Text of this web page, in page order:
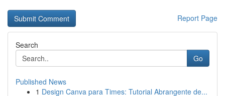
Report Page
Search
Go
Published News
1 Design Canva para Times: Tutorial Abrangente de...